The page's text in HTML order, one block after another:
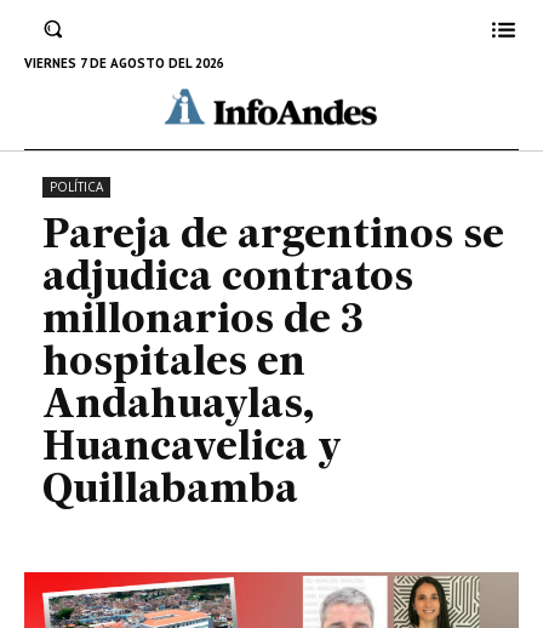
VIERNES 7 DE AGOSTO DEL 2026
Huancavelica y Quillabamba
12 DE SEPTIEMBRE DE 2025
POLÍTICA
Pareja de argentinos se
adjudica contratos
millonarios de 3
hospitales en
Andahuaylas,
Huancavelica y
Quillabamba